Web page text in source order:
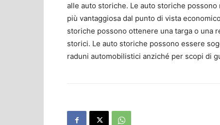
alle auto storiche. Le auto storiche
più vantaggiosa dal punto di vista
storiche possono ottenere una targa o una
storici. Le auto storiche possono essere
raduni automobilistici anziché per scopi di